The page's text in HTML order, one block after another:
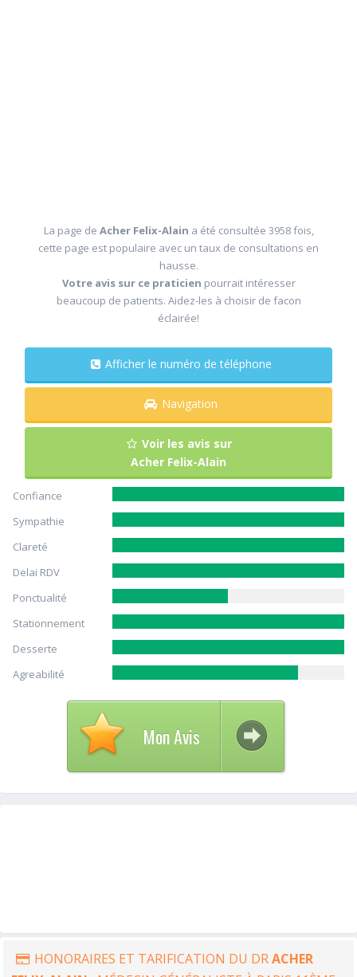
La page de Acher Felix-Alain a été consultée 3958 fois,
cette page est populaire avec un taux de consultations en
hausse.
Votre avis sur ce praticien pourrait intéresser
beaucoup de patients. Aidez-les à choisir de facon
éclairée!
Afficher le numéro de téléphone
Navigation
Voir les avis sur
Acher Felix-Alain
Confiance
Sympathie
Clareté
Delai RDV
Ponctualité
Stationnement
Desserte
Agreabilité
Mon Avis
HONORAIRES ET TARIFICATION DU DRACHER